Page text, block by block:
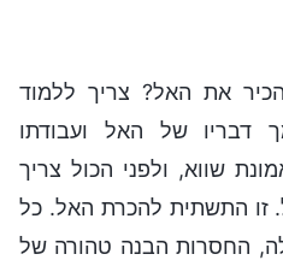
את האל? צריך ללמוד
של האל ועבודתו
שווא, ולפני הכול צריך
זו התשתית להכרת האל. כל
החסרות הבנה טהורה של